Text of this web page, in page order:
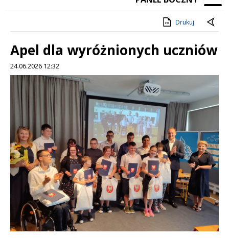
Drukuj
Apel dla wyróżnionych uczniów
24.06.2026 12:32